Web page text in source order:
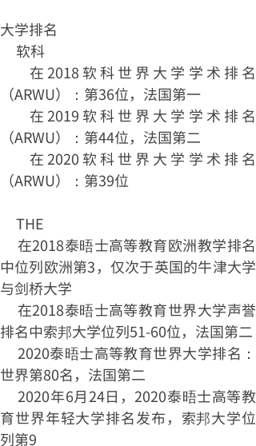
大学排名
软科
在2018软科世界大学学术排名
（ARWU）：第36位，法国第一
在2019软科世界大学学术排名
（ARWU）：第44位，法国第二
在2020软科世界大学学术排名
（ARWU）：第39位
THE
在2018泰晤士高等教育欧洲教学排名
中位列欧洲第3，仅次于英国的牛津大学
与剑桥大学
在2018泰晤士高等教育世界大学声誉
排名中索邦大学位列51-60位，法国第二
2020泰晤士高等教育世界大学排名：
世界第80名，法国第二
2020年6月24日，2020泰晤士高等教
育世界年轻大学排名发布，索邦大学位
列第9